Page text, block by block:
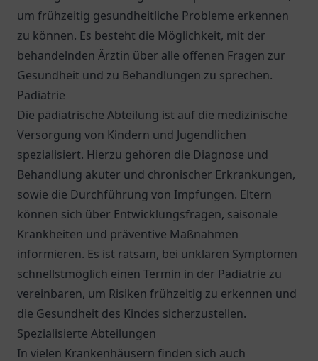
um frühzeitig gesundheitliche Probleme erkennen
zu können. Es besteht die Möglichkeit, mit der
behandelnden Ärztin über alle offenen Fragen zur
Gesundheit und zu Behandlungen zu sprechen.
Pädiatrie
Die pädiatrische Abteilung ist auf die medizinische
Versorgung von Kindern und Jugendlichen
spezialisiert. Hierzu gehören die Diagnose und
Behandlung akuter und chronischer Erkrankungen,
sowie die Durchführung von Impfungen. Eltern
können sich über Entwicklungsfragen, saisonale
Krankheiten und präventive Maßnahmen
informieren. Es ist ratsam, bei unklaren Symptomen
schnellstmöglich einen Termin in der Pädiatrie zu
vereinbaren, um Risiken frühzeitig zu erkennen und
die Gesundheit des Kindes sicherzustellen.
Spezialisierte Abteilungen
In vielen Krankenhäusern finden sich auch